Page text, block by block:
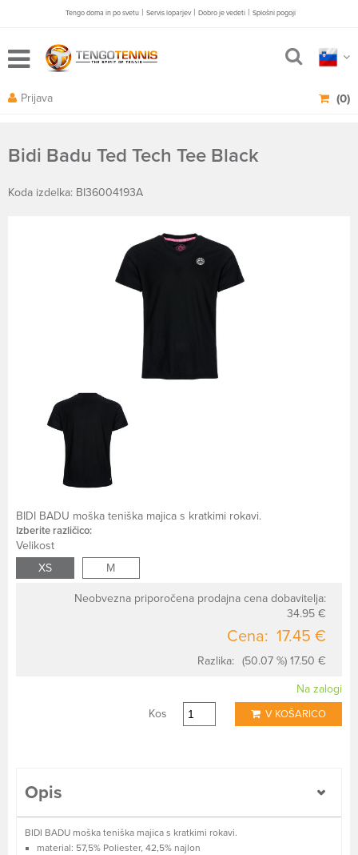
Tengo doma in po svetu | Servis loparjev | Dobro je vedeti | Splošni pogoji
(0)
Prijava
Bidi Badu Ted Tech Tee Black
Koda izdelka: BI36004193A
BIDI BADU moška teniška majica s kratkimi rokavi.
Izberite različico:
Velikost
XS
M
Neobvezna priporočena prodajna cena dobavitelja:
34.95 €
Cena: 17.45 €
Razlika: (50.07 %) 17.50 €
Na zalogi
Kos
V KOŠARICO
Opis
BIDI BADU moška teniška majica s kratkimi rokavi.
material: 57,5% Poliester, 42,5% najlon